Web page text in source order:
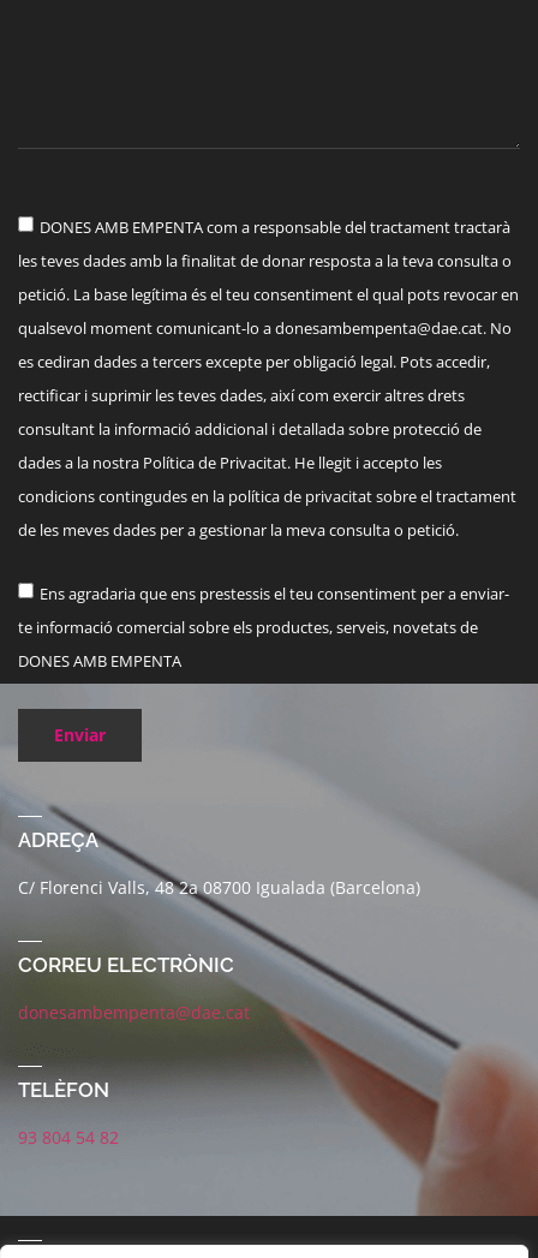
DONES AMB EMPENTA com a responsable del tractament tractarà
les teves dades amb la finalitat de donar resposta a la teva consulta o
petició. La base legítima és el teu consentiment el qual pots revocar en
qualsevol moment comunicant-lo adonesambempenta@dae.cat. No
es cediran dades a tercers excepte per obligació legal. Pots accedir,
rectificar i suprimir les teves dades, així com exercir altres drets
consultant la informació addicional i detallada sobre protecció de
dades a la nostra Política de Privacitat. He llegit i accepto les
condicions contingudes en la política de privacitat sobre el tractament
de les meves dades per a gestionar la meva consulta o petició.
Ens agradaria que ens prestessis el teu consentiment per a enviar-
te informació comercial sobre els productes, serveis, novetats de
DONES AMB EMPENTA
Enviar
ADREÇA
C/ Florenci Valls, 48 2a 08700 Igualada (Barcelona)
CORREU ELECTRÒNIC
donesambempenta@dae.cat
TELÈFON
93 804 54 82